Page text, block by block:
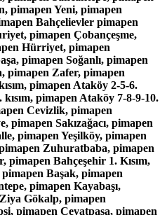
pimapen Yeni, pimapen
Bahçelievler pimapen
pimapen Çobançeşme,
Hürriyet, pimapen
pimapen Soğanlı, pimapen
pimapen Zafer, pimapen
pimapen Ataköy 2-5-6.
pimapen Ataköy 7-8-9-10.
Cevizlik, pimapen
pimapen Sakızağacı, pimapen
pimapen Yeşilköy, pimapen
Zuhuratbaba, pimapen
pimapen Bahçeşehir 1. Kısım,
pimapen Başak, pimapen
pimapen Kayabaşı,
Gökalp, pimapen
pimapen Cevatpaşa, pimapen